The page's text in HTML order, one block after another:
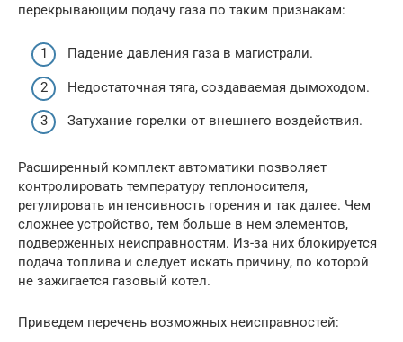
перекрывающим подачу газа по таким признакам:
Падение давления газа в магистрали.
Недостаточная тяга, создаваемая дымоходом.
Затухание горелки от внешнего воздействия.
Расширенный комплект автоматики позволяет
контролировать температуру теплоносителя,
регулировать интенсивность горения и так далее. Чем
сложнее устройство, тем больше в нем элементов,
подверженных неисправностям. Из-за них блокируется
подача топлива и следует искать причину, по которой
не зажигается газовый котел.
Приведем перечень возможных неисправностей: